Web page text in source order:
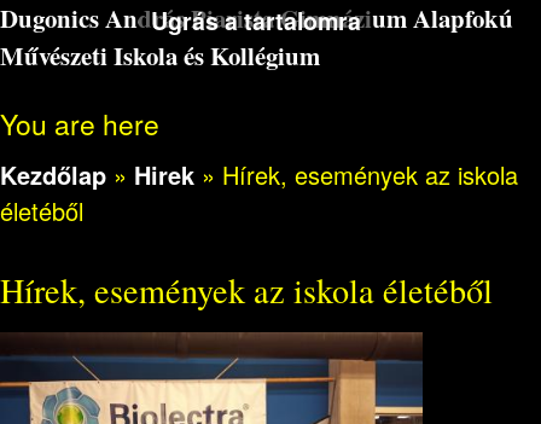
Ugrás a tartalomra
Dugonics András Piarista Gimnázium Alapfokú
Művészeti Iskola és Kollégium
You are here
Kezdőlap » Hirek » Hírek, események az iskola
életéből
Hírek, események az iskola életéből